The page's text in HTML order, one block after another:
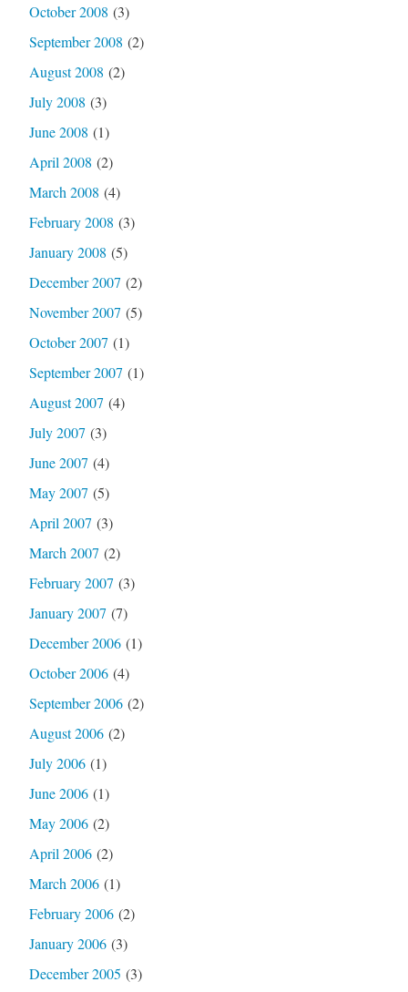
October 2008 (3)
September 2008 (2)
August 2008 (2)
July 2008 (3)
June 2008 (1)
April 2008 (2)
March 2008 (4)
February 2008 (3)
January 2008 (5)
December 2007 (2)
November 2007 (5)
October 2007 (1)
September 2007 (1)
August 2007 (4)
July 2007 (3)
June 2007 (4)
May 2007 (5)
April 2007 (3)
March 2007 (2)
February 2007 (3)
January 2007 (7)
December 2006(1)
October 2006(4)
September 2006(2)
August 2006(2)
July 2006(1)
June 2006(1)
May 2006(2)
April 2006(2)
March 2006(1)
February 2006(2)
January 2006(3)
December 2005 (3)